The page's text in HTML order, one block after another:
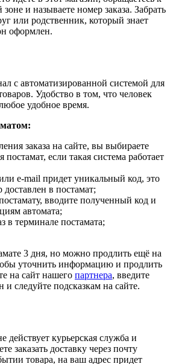
и называете номер заказа. Забрать
или родственник, который знает
оформлен.
с автоматизированной системой для
Удобство в том, что человек
удобное время.
заказа на сайте, вы выбираете
постамат, если такая система работает
e-mail придет уникальный код, это
доставлен в постамат;
вводите полученный код и
автомата;
в терминале постамата;
3 дня, но можно продлить ещё на
уточнить информацию и продлить
на сайт нашего партнера, введите
и следуйте подсказкам на сайте.
действует курьерская служба и
заказать доставку через почту
товара, на ваш адрес придет